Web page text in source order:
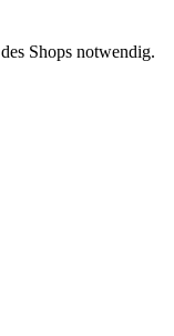
Shops notwendig.